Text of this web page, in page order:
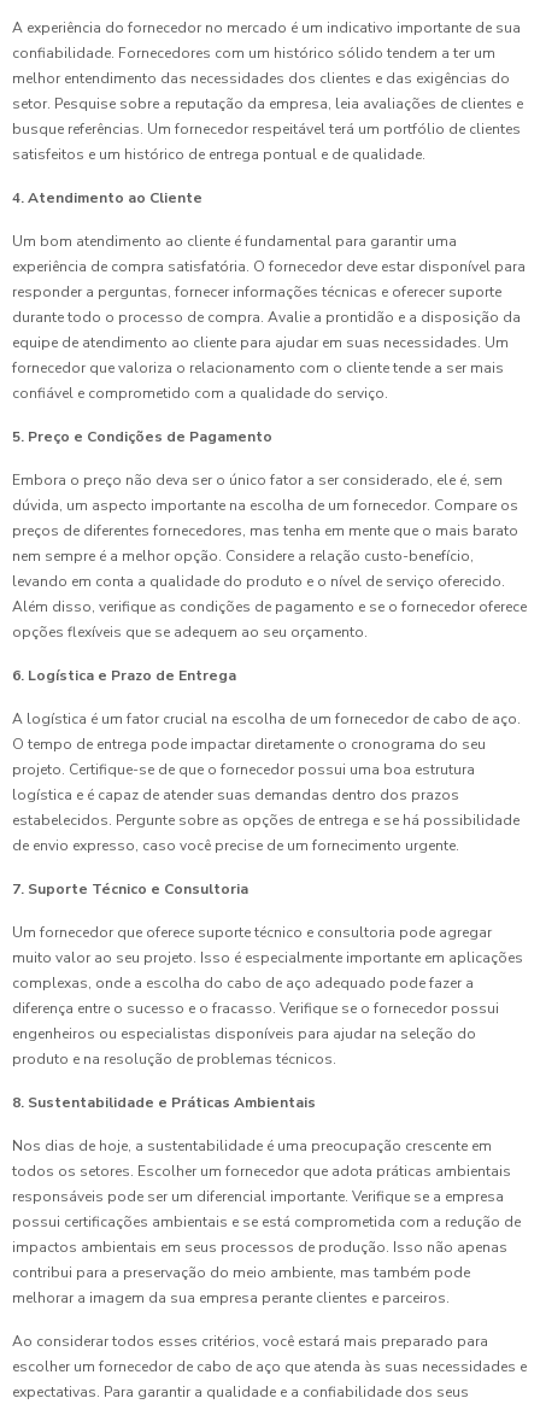
A experiência do fornecedor no mercado é um indicativo importante de sua
confiabilidade. Fornecedores com um histórico sólido tendem a ter um
melhor entendimento das necessidades dos clientes e das exigências do
setor. Pesquise sobre a reputação da empresa, leia avaliações de clientes e
busque referências. Um fornecedor respeitável terá um portfólio de clientes
satisfeitos e um histórico de entrega pontual e de qualidade.
4. Atendimento ao Cliente
Um bom atendimento ao cliente é fundamental para garantir uma
experiência de compra satisfatória. O fornecedor deve estar disponível para
responder a perguntas, fornecer informações técnicas e oferecer suporte
durante todo o processo de compra. Avalie a prontidão e a disposição da
equipe de atendimento ao cliente para ajudar em suas necessidades. Um
fornecedor que valoriza o relacionamento com o cliente tende a ser mais
confiável e comprometido com a qualidade do serviço.
5. Preço e Condições de Pagamento
Embora o preço não deva ser o único fator a ser considerado, ele é, sem
dúvida, um aspecto importante na escolha de um fornecedor. Compare os
preços de diferentes fornecedores, mas tenha em mente que o mais barato
nem sempre é a melhor opção. Considere a relação custo-benefício,
levando em conta a qualidade do produto e o nível de serviço oferecido.
Além disso, verifique as condições de pagamento e se o fornecedor oferece
opções flexíveis que se adequem ao seu orçamento.
6. Logística e Prazo de Entrega
A logística é um fator crucial na escolha de um fornecedor de cabo de aço.
O tempo de entrega pode impactar diretamente o cronograma do seu
projeto. Certifique-se de que o fornecedor possui uma boa estrutura
logística e é capaz de atender suas demandas dentro dos prazos
estabelecidos. Pergunte sobre as opções de entrega e se há possibilidade
de envio expresso, caso você precise de um fornecimento urgente.
7. Suporte Técnico e Consultoria
Um fornecedor que oferece suporte técnico e consultoria pode agregar
muito valor ao seu projeto. Isso é especialmente importante em aplicações
complexas, onde a escolha do cabo de aço adequado pode fazer a
diferença entre o sucesso e o fracasso. Verifique se o fornecedor possui
engenheiros ou especialistas disponíveis para ajudar na seleção do
produto e na resolução de problemas técnicos.
8. Sustentabilidade e Práticas Ambientais
Nos dias de hoje, a sustentabilidade é uma preocupação crescente em
todos os setores. Escolher um fornecedor que adota práticas ambientais
responsáveis pode ser um diferencial importante. Verifique se a empresa
possui certificações ambientais e se está comprometida com a redução de
impactos ambientais em seus processos de produção. Isso não apenas
contribui para a preservação do meio ambiente, mas também pode
melhorar a imagem da sua empresa perante clientes e parceiros.
Ao considerar todos esses critérios, você estará mais preparado para
escolher um fornecedor de cabo de aço que atenda às suas necessidades e
expectativas. Para garantir a qualidade e a confiabilidade dos seus